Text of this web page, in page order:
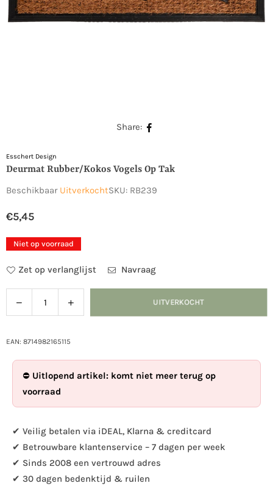
Share:
Esschert Design
Deurmat Rubber/kokos Vogels Op Tak
Beschikbaar UitverkochtSKU: RB239
Normale
prijs
€5,45
Niet op voorraad
Zet op verlanglijst Navraag
Hoeveelheid
Verlaag
de
voor
vogels
op
tak
Verhoog
de
vogels
tak
UITVERKOCHT
EAN: 8714982165115
⛔ Uitlopend artikel: komt niet meer terug op
voorraad
✔ Veilig betalen via iDEAL, Klarna & creditcard
✔ Betrouwbare klantenservice – 7 dagen per week
✔ Sinds 2008 een vertrouwd adres
✔ 30 dagen bedenktijd & ruilen